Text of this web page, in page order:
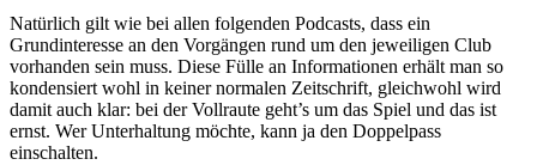
Natürlich gilt wie bei allen folgenden Podcasts, dass ein
Grundinteresse an den Vorgängen rund um den jeweiligen Club
vorhanden sein muss. Diese Fülle an Informationen erhält man so
kondensiert wohl in keiner normalen Zeitschrift, gleichwohl wird
damit auch klar: bei der Vollraute geht’s um das Spiel und das ist
ernst. Wer Unterhaltung möchte, kann ja den Doppelpass
einschalten.